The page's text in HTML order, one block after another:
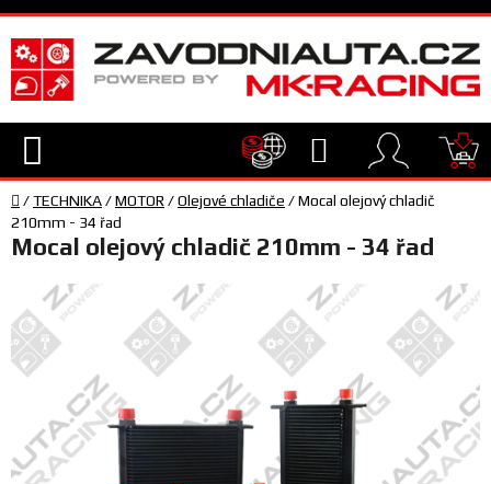
Přejít
na
obsah
Hledat
TECHNIKA
JEZDEC
TÝM
SERVIS
Domů
/TECHNIKA/MOTOR /Olejové chladiče /Mocal olejový chladič
210mm - 34 řad
Mocal olejový chladič 210mm - 34 řad